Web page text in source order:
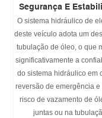
Segurança E
O sistema hidráulico de
deste veículo adota um
tubulação de óleo, o que
significativamente a
do sistema hidráulico em
reversão de emergência e
risco de vazamento de
juntas ou na